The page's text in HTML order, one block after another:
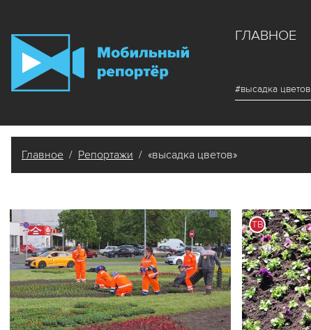
ГЛАВНОЕ
#высадка цветов
Главное / Репортажи / «высадка цветов»
ТВ